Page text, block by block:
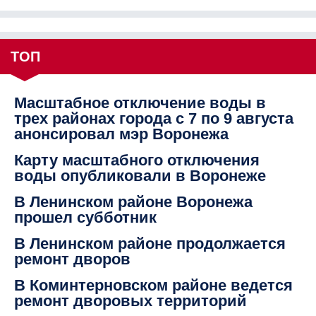
ТОП
Масштабное отключение воды в
трех районах города с 7 по 9 августа
анонсировал мэр Воронежа
Карту масштабного отключения
воды опубликовали в Воронеже
В Ленинском районе Воронежа
прошел субботник
В Ленинском районе продолжается
ремонт дворов
В Коминтерновском районе ведется
ремонт дворовых территорий